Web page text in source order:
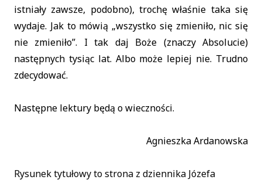
istniały zawsze, podobno), trochę właśnie taka się
wydaje. Jak to mówią „wszystko się zmieniło, nic się
nie zmieniło”. I tak daj Boże (znaczy Absolucie)
następnych tysiąc lat. Albo może lepiej nie. Trudno
zdecydować.
Następne lektury będą o wieczności.
Agnieszka Ardanowska
Rysunek tytułowy to strona z dziennika Józefa